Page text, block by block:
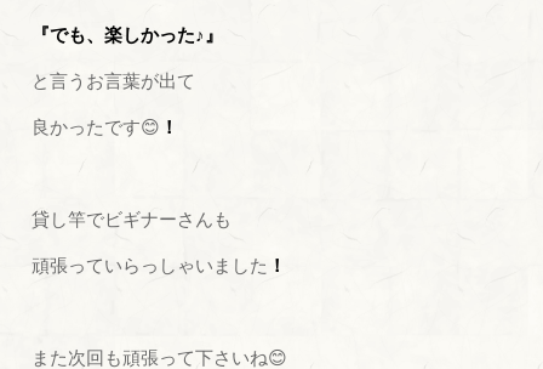
『でも、楽しかった♪』
と言うお言葉が出て
良かったです😊 ！
貸し竿でビギナーさんも
頑張っていらっしゃいました ！
また次回も頑張って下さいね😊